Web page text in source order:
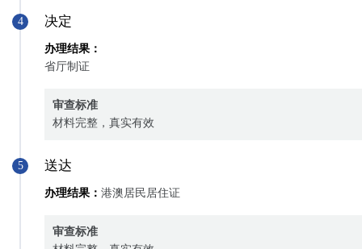
4 决定
办理结果：
省厅制证
审查标准
材料完整，真实有效
5 送达
办理结果： 港澳居民居住证
审查标准